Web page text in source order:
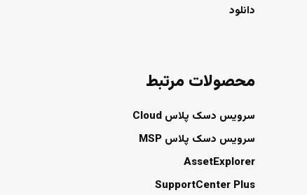
دانلود
محصولات مرتبط
سرویس دسک پلاس Cloud
سرویس دسک پلاس MSP
AssetExplorer
SupportCenter Plus